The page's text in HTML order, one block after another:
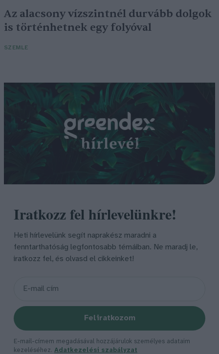
Az alacsony vízszintnél durvább dolgok
is történhetnek egy folyóval
SZEMLE
Iratkozz fel hírlevelünkre!
Heti hírlevelünk segít naprakész maradni a
fenntarthatóság legfontosabb témáiban. Ne maradj le,
iratkozz fel, és olvasd el cikkeinket!
Feliratkozom
E-mail-címem megadásával hozzájárulok személyes adataim
kezeléséhez. Adatkezelési szabályzat